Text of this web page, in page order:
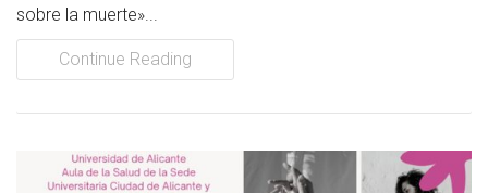
Vídeos
Contacto
sobre la muerte»...
Continue Reading